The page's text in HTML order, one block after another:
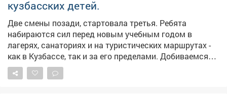
видеоняню и зимние санки. Сейчас понадобилось
время, а снова взять в прокате. Когда давал
поручение запустить меру поддержки, опирался на
собственный опыт отца троих детей. Чтобы купить
все необходимое и обновлять по мере роста, нужны
серьезные деньги - не каждому семейному бюджету
по силам. Гораздо удобнее взять бесплатно на время
кузбасских детей.
Две смены позади, стартовала третья. Ребята
набираются сил перед новым учебным годом в
лагерях, санаториях и на туристических маршрутах -
как в Кузбассе, так и за его пределами. Добиваемся
того, чтобы с каждым годом наши юные земляки
получали все больше возможностей - не только